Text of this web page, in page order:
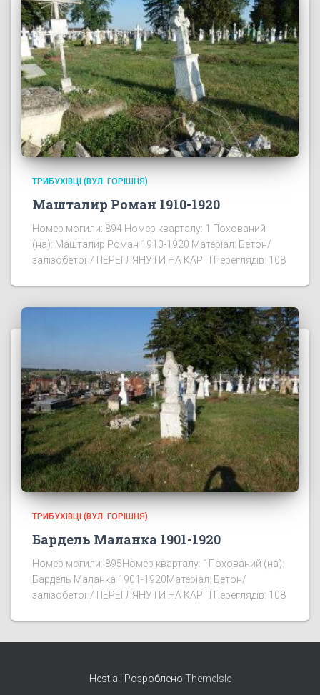
ТРИБУХІВЦІ (ВУЛ. ГОРІШНЯ)
Машталир Роман 1910-1920
Номер могили: 894 Номер кварталу: 1 Похований
(на): Машталир Роман 1910-1920 Матеріал: Бетон/
залізобетон/ ПЕРЕГЛЯНУТИ НА КАРТІ Переглядів: 108
ТРИБУХІВЦІ (ВУЛ. ГОРІШНЯ)
Бардель Маланка 1901-1920
Номер могили: 895Номер кварталу: 1Похований (на):
Бардель Маланка 1901-1920Матеріал: Бетон/
залізобетон/ ПЕРЕГЛЯНУТИ НА КАРТІ Переглядів: 108
Hestia | Розроблено ThemeIsle